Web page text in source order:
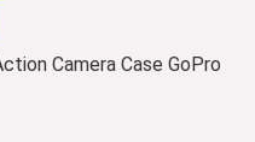
Camera Case GoPro